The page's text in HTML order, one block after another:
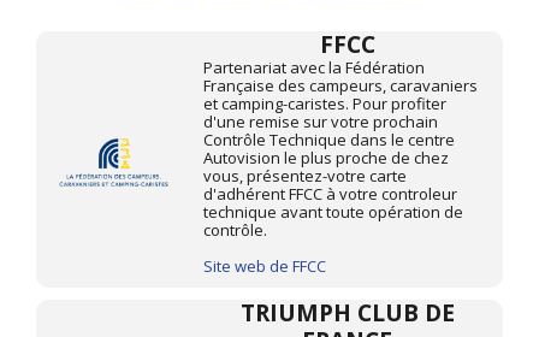
FFCC
Partenariat avec la Fédération
Française des campeurs, caravaniers
et camping-caristes. Pour profiter
d'une remise sur votre prochain
Contrôle Technique dans le centre
Autovision le plus proche de chez
vous, présentez-votre carte
d'adhérent FFCC à votre controleur
technique avant toute opération de
contrôle.
Site web de FFCC
TRIUMPH CLUB DE